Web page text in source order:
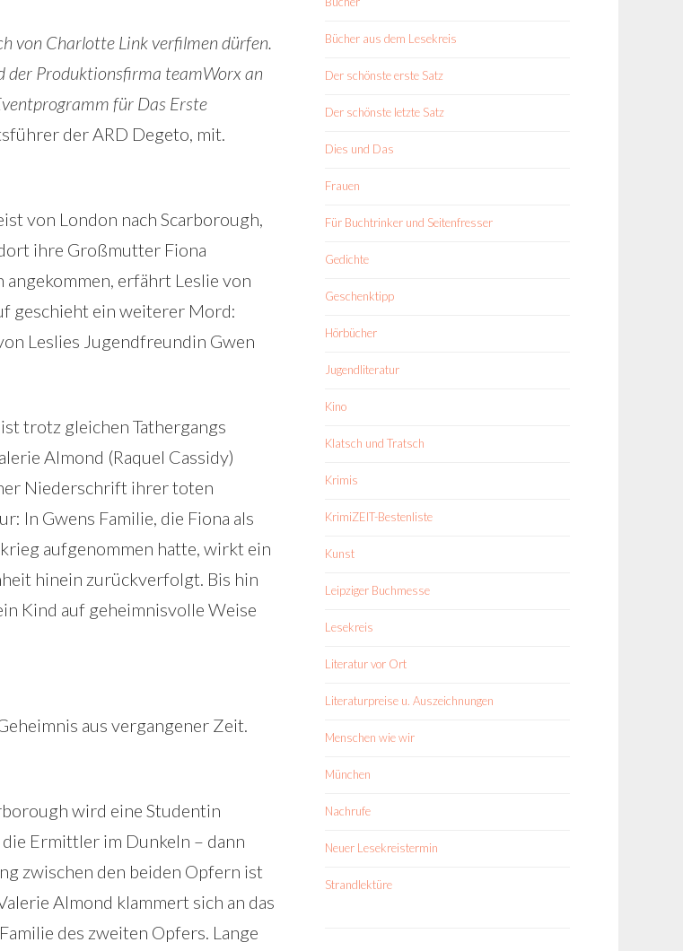
von Charlotte Link verfilmen dürfen.
der Produktionsfirma teamWorx an
für Das Erste
der ARD Degeto, mit.
von London nach Scarborough,
ihre Großmutter Fiona
erfährt Leslie von
geschieht ein weiterer Mord:
Leslies Jugendfreundin Gwen
trotz gleichen Tathergangs
Almond (Raquel Cassidy)
Niederschrift ihrer toten
In Gwens Familie, die Fiona als
aufgenommen hatte, wirkt ein
hinein zurückverfolgt. Bis hin
Kind auf geheimnisvolle Weise
aus vergangener Zeit.
wird eine Studentin
Ermittler im Dunkeln – dann
zwischen den beiden Opfern ist
Almond klammert sich an das
des zweiten Opfers. Lange
Bücher aus dem Lesekreis
Der schönste erste Satz
Der schönste letzte Satz
Dies und Das
Frauen
Für Buchtrinker und Seitenfresser
Gedichte
Geschenktipp
Hörbücher
Jugendliteratur
Kino
Klatsch und Tratsch
Krimis
KrimiZEIT-Bestenliste
Kunst
Leipziger Buchmesse
Lesekreis
Literatur vor Ort
Literaturpreise u. Auszeichnungen
Menschen wie wir
München
Nachrufe
Neuer Lesekreistermin
Strandlektüre